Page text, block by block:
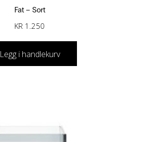
Fat – Sort
KR 1.250
Legg i handlekurv